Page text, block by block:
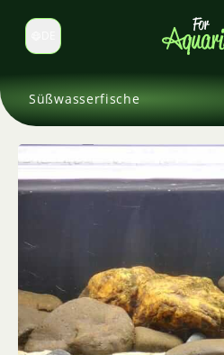
Sprache wechseln
Süßwasserfische